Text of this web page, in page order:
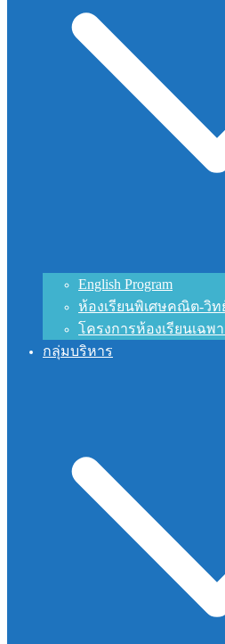
English Program
ห้องเรียนพิเศษคณิต-วิท
โครงการห้องเรียนเฉพ
กลุ่มบริหาร